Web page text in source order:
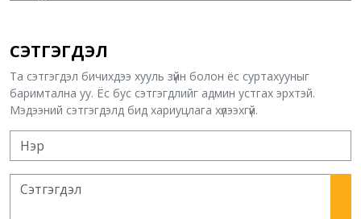
СЭТГЭГДЭЛ
Та сэтгэгдэл бичихдээ хууль зүйн болон ёс суртахууныг
баримтална уу. Ёс бус сэтгэгдлийг админ устгах эрхтэй.
Мэдээний сэтгэгдэлд бид хариуцлага хүлээхгүй.